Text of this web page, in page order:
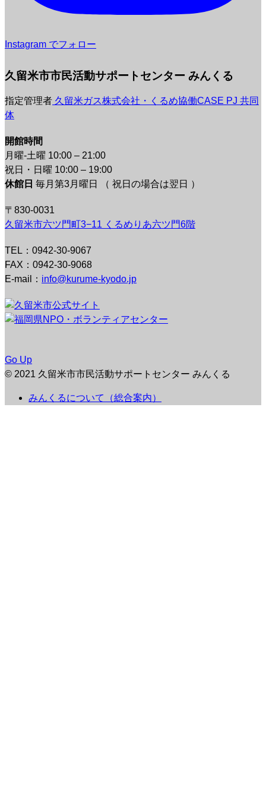
Instagram でフォロー
久留米市市民活動サポートセンター みんくる
指定管理者 久留米ガス株式会社・くるめ協働CASE PJ 共同
体
開館時間
月曜-土曜 10:00 – 21:00
祝日・日曜 10:00 – 19:00
休館日 毎月第3月曜日 （ 祝日の場合は翌日 ）
〒830-0031
久留米市六ツ門町3−11 くるめりあ六ツ門6階
TEL：0942-30-9067
FAX：0942-30-9068
E-mail： info@kurume-kyodo.jp
Go Up
© 2021 久留米市市民活動サポートセンター みんくる
みんくるについて（総合案内）